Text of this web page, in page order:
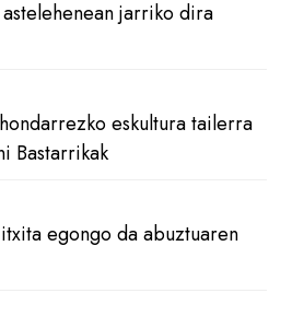
jarriko dira
eskultura tailerra
Bastarrikak
egongo da abuztuaren